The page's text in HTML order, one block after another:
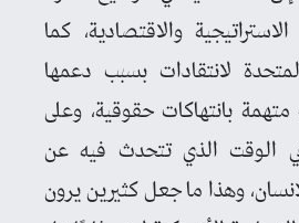
والاقتصادية، كما
لانتقادات بسبب دعمها
بانتهاكات حقوقية، وعلى
في الوقت الذي تتحدث فيه عن
وهذا ما جعل كثيرين يرون